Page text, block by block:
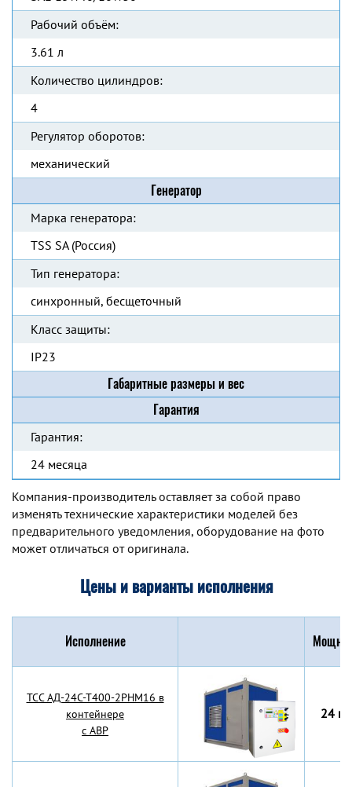
Рабочий объём:
3.61 л
Количество цилиндров:
4
Регулятор оборотов:
механический
Генератор
Марка генератора:
TSS SA (Россия)
Тип генератора:
синхронный, бесщеточный
Класс защиты:
IP23
Габаритные размеры и вес
Гарантия
Гарантия:
24 месяца
Компания-производитель оставляет за собой право
изменять технические характеристики моделей без
предварительного уведомления, оборудование на фото
может отличаться от оригинала.
Цены и варианты исполнения
Исполнение
TCC АД-24С-Т400-2РНМ16 в
контейнере
с АВР
24